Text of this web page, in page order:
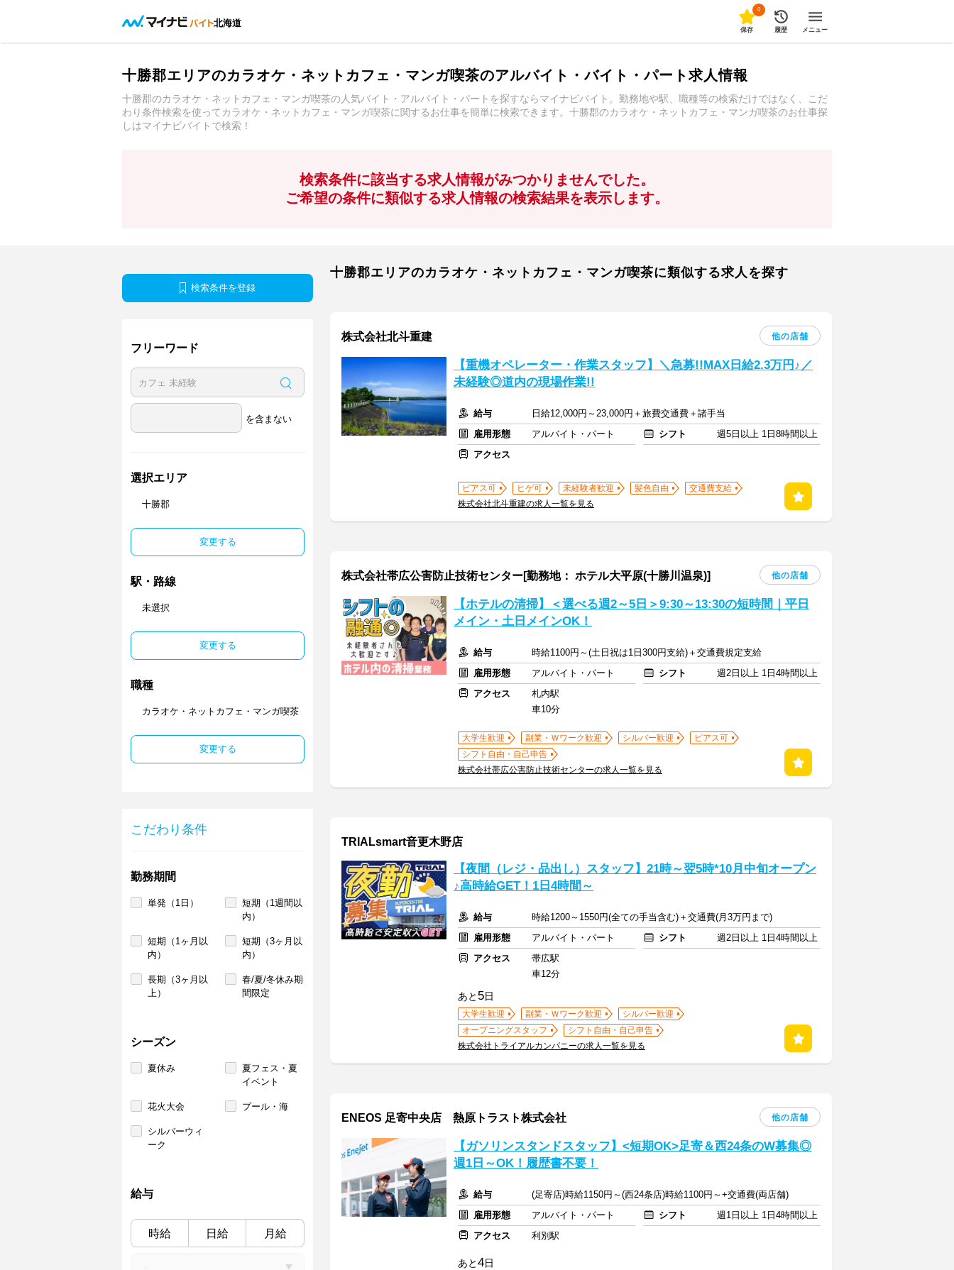
北海道
0
保存 履歴 メニュー
十勝郡エリアのカラオケ・ネットカフェ・マンガ喫茶のアルバイト・バイト・パート求人情報
十勝郡のカラオケ・ネットカフェ・マンガ喫茶の人気バイト・アルバイト・パートを探すならマイナビバイト。勤務地や駅、職種等の検索だけではなく、こだ
わり条件検索を使ってカラオケ・ネットカフェ・マンガ喫茶に関するお仕事を簡単に検索できます。十勝郡のカラオケ・ネットカフェ・マンガ喫茶のお仕事探
しはマイナビバイトで検索！
検索条件に該当する求人情報がみつかりませんでした。
ご希望の条件に類似する求人情報の検索結果を表示します。
検索条件を登録
フリーワード
を含まない
選択エリア
十勝郡
変更する
駅・路線
未選択
変更する
職種
カラオケ・ネットカフェ・マンガ喫茶
変更する
こだわり条件
勤務期間
単発（1日）
短期（1週間以
内）
短期（1ヶ月以
内）
短期（3ヶ月以
内）
長期（3ヶ月以
上）
春/夏/冬休み期
間限定
シーズン
夏休み
夏フェス・夏
イベント
花火大会 プール・海
シルバーウィ
ーク
給与
時給 日給 月給
十勝郡エリアのカラオケ・ネットカフェ・マンガ喫茶に類似する求人を探す
株式会社北斗重建 他の店舗
【重機オペレーター・作業スタッフ】＼急募!!MAX日給2.3万円♪／
未経験◎道内の現場作業!!
給与
日給12,000円～23,000円＋旅費交通費＋諸手当
雇用形態
アルバイト・パート シフト
週5日以上 1日8時間以上
アクセス
ピアス可 ヒゲ可 未経験者歓迎 髪色自由
交通費支給
株式会社北斗重建の求人一覧を見る
株式会社帯広公害防止技術センター[勤務地： ホテル大平原(十勝川温泉)] 他の店舗
【ホテルの清掃】＜選べる週2～5日＞9:30～13:30の短時間｜平日
メイン・土日メインOK！
給与
時給1100円～(土日祝は1日300円支給)＋交通費規定支給
雇用形態
アルバイト・パート シフト
週2日以上 1日4時間以上
アクセス
札内駅
車10分
大学生歓迎 副業・Ｗワーク歓迎 シルバー歓迎
ピアス可
シフト自由・自己申告
株式会社帯広公害防止技術センターの求人一覧を見る
TRIALsmart音更木野店
【夜間（レジ・品出し）スタッフ】21時～翌5時*10月中旬オープン
♪高時給GET！1日4時間～
給与
時給1200～1550円(全ての手当含む)＋交通費(月3万円まで)
雇用形態
アルバイト・パート シフト
週2日以上 1日4時間以上
アクセス
帯広駅
車12分
あと 5日
大学生歓迎 副業・Ｗワーク歓迎
シルバー歓迎
オープニングスタッフ
シフト自由・自己申告
株式会社トライアルカンパニーの求人一覧を見る
ENEOS 足寄中央店 熱原トラスト株式会社 他の店舗
【ガソリンスタンドスタッフ】<短期OK>足寄＆西24条のW募集◎
週1日～OK！履歴書不要！
給与
(足寄店)時給1150円～(西24条店)時給1100円～+交通費(両店舗)
雇用形態
アルバイト・パート シフト
週1日以上 1日4時間以上
アクセス
利別駅
あと4日